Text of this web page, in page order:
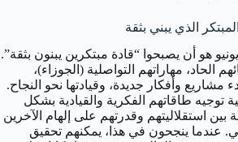
الذي يبني بثقة
الدرس الأكبر لمولود 10 يونيو هو أن يصبحوا “قادة مبتكرين يبنون بثقة”.
الحاد، مهاراتهم التواصلية (الجوزاء)،
الدافعة (1/10) لبدء مشاريع وأفكار جديدة، وقيادتها نحو النجاح.
توجيه طاقاتهم الفكرية والقيادية بشكل
بين استقلاليتهم وقدرتهم على إلهام الآخرين
عندما ينجحون في هذا، يمكنهم تحقيق